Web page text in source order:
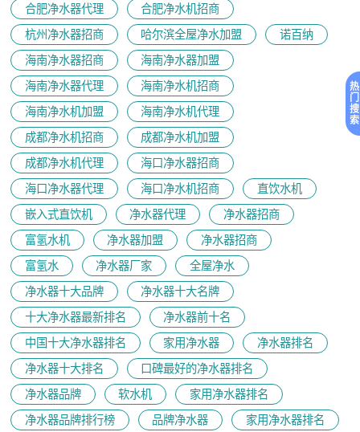
合肥净水器代理
合肥净水机招商
杭州净水器招商
哈尔滨全屋净水加盟
诺百纳
海南净水器招商
海南净水器加盟
海南净水器代理
海南净水机招商
海南净水机加盟
海南净水机代理
成都净水机招商
成都净水机加盟
成都净水机代理
海口净水器招商
海口净水器代理
海口净水机招商
直饮水机
嵌入式直饮机
净水器代理
净水器招商
富氢水机
净水器加盟
净水器招商
富氢水
净水器厂家
全屋净水
净水器十大品牌
净水器十大名牌
十大净水器最新排名
净水器前十名
中国十大净水器排名
家用净水器
净水器排名
净水器十大排名
口碑最好的净水器排名
净水器品牌
软水机
家用净水器排名
净水器品牌排行榜
品牌净水器
家用净水器排名
热
门
搜
索